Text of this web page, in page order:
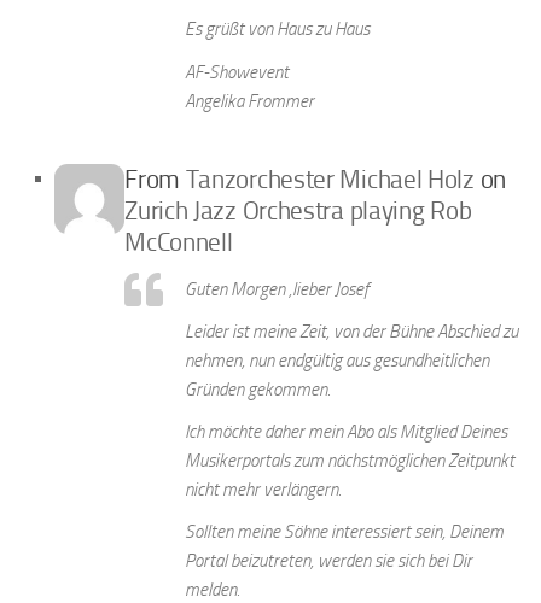
Es grüßt von Haus zu Haus
AF-Showevent
Angelika Frommer
From Tanzorchester Michael Holz on
Zurich Jazz Orchestra playing Rob
McConnell
Guten Morgen ,lieber Josef
Leider ist meine Zeit, von der Bühne Abschied zu
nehmen, nun endgültig aus gesundheitlichen
Gründen gekommen.
Ich möchte daher mein Abo als Mitglied Deines
Musikerportals zum nächstmöglichen Zeitpunkt
nicht mehr verlängern.
Sollten meine Söhne interessiert sein, Deinem
Portal beizutreten, werden sie sich bei Dir
melden.